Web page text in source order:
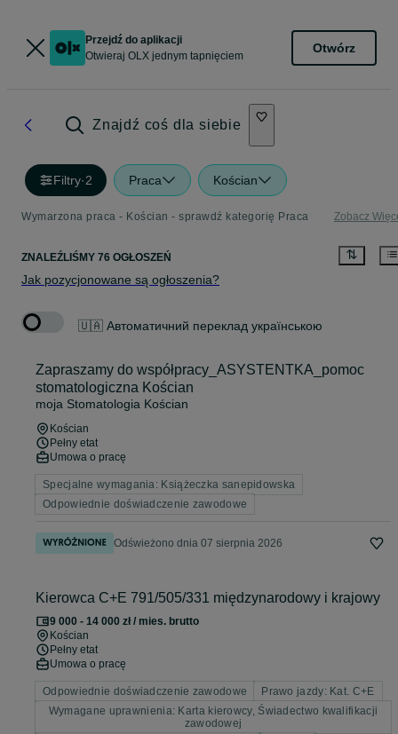
Przejdź do aplikacji
Otwieraj OLX jednym tapnięciem
Otwórz
Znajdź coś dla siebie
Filtry·2 Praca Kościan
Wymarzona praca - Kościan - sprawdź kategorię Praca Zobacz
ZNALEŹLIŚMY 76 OGŁOSZEŃ
Jak pozycjonowane są ogłoszenia?
🇺🇦 Автоматичний переклад українською
Zapraszamy do współpracy_ASYSTENTKA_pomoc
stomatologiczna Kościan
moja Stomatologia Kościan
Kościan
Pełny etat
Umowa o pracę
Specjalne wymagania: Książeczka sanepidowska
Odpowiednie doświadczenie zawodowe
Odświeżono dnia 07 sierpnia 2026
Kierowca C+E 791/505/331 międzynarodowy i krajowy
9 000 - 14 000 zł / mies. brutto
Kościan
Pełny etat
Umowa o pracę
Odpowiednie doświadczenie zawodowe
Prawo jazdy: Kat. C+E
Wymagane uprawnienia: Karta kierowcy, Świadectwo kwalifikacji
zawodowej